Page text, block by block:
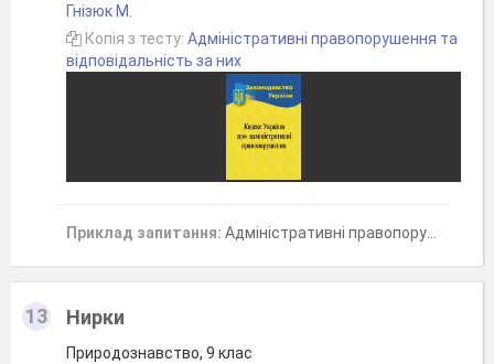
Гнізюк М.
Копія з тесту: Адміністративні правопорушення та
відповідальність за них
Приклад запитання: Адміністративні правопорушення посягають на (декілько правильних відповідей)
13 Нирки
Природознавство, 9 клас